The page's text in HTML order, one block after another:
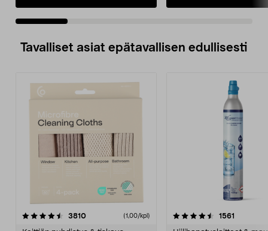
Tavalliset asiat epätavallisen edullisesti
3810arvostelut (1,00/kpl)
4.5viidestä
1561
4.5viidestä